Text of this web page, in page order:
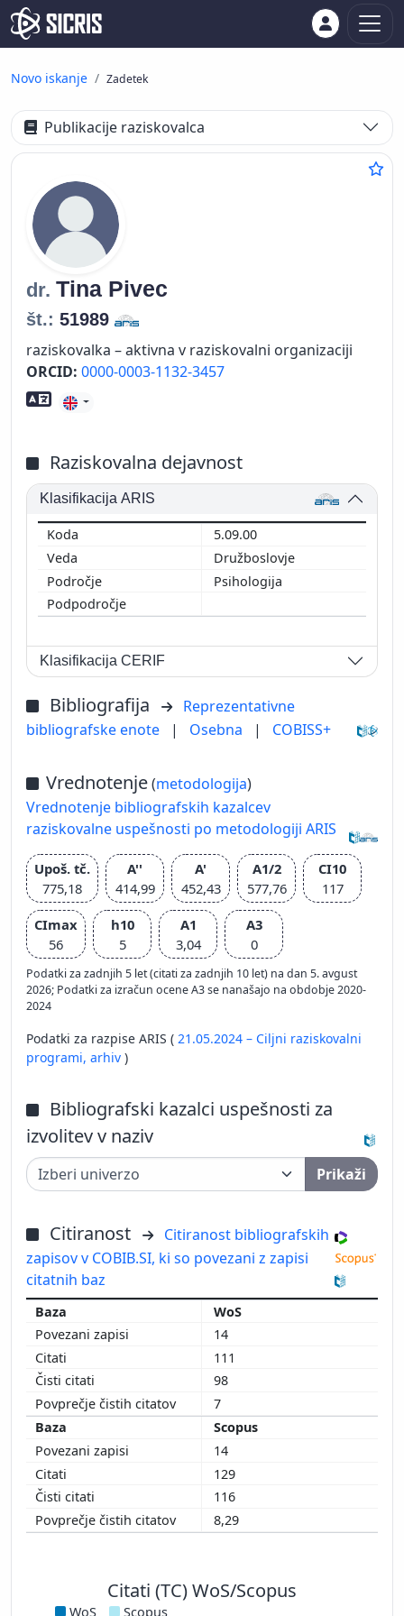
Novo iskanje Zadetek
Publikacije raziskovalca
dr. Tina Pivec
št.: 51989
raziskovalka – aktivna v raziskovalni organizaciji
ORCID: 0000-0003-1132-3457
Znanje tujih jezikov
Raziskovalna dejavnost
Klasifikacija ARIS
5.09.00
Družboslovje
Psihologija
Klasifikacija CERIF
Bibliografija
Reprezentativne
bibliografske enote
| Osebna | COBISS+
Vrednotenje(metodologija)
Vrednotenje bibliografskih kazalcev
raziskovalne uspešnosti po metodologiji ARIS
Upoš. tč.
775,18
A''
414,99
A'
452,43
A1/2
577,76
CI10
117
CImax
56
h10
5
A1
3,04
A3
0
Podatki za zadnjih 5 let (citati za zadnjih 10 let) na dan 5. avgust
2026; Podatki za izračun ocene A3 se nanašajo na obdobje 2020-
2024
Podatki za razpise ARIS ( 21.05.2024 – Ciljni raziskovalni
programi, arhiv )
Bibliografski kazalci uspešnosti za
izvolitev v naziv
Prikaži
Citiranost
Citiranost bibliografskih
zapisov v COBIB.SI, ki so povezani z zapisi
citatnih baz
WoS
14
111
98
7
Scopus
14
129
116
8,29
Citati (TC) WoS/Scopus
WoS Scopus